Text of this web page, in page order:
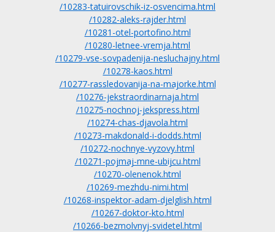
/10283-tatuirovschik-iz-osvencima.html
/10282-aleks-rajder.html
/10281-otel-portofino.html
/10280-letnee-vremja.html
/10279-vse-sovpadenija-nesluchajny.html
/10278-kaos.html
/10277-rassledovanija-na-majorke.html
/10276-jekstraordinarnaja.html
/10275-nochnoj-jekspress.html
/10274-chas-djavola.html
/10273-makdonald-i-dodds.html
/10272-nochnye-vyzovy.html
/10271-pojmaj-mne-ubijcu.html
/10270-olenenok.html
/10269-mezhdu-nimi.html
/10268-inspektor-adam-djelglish.html
/10267-doktor-kto.html
/10266-bezmolvnyj-svidetel.html